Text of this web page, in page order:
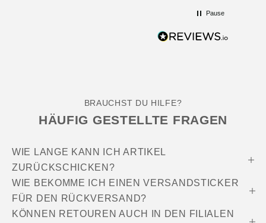
Pause
BRAUCHST DU HILFE?
HÄUFIG GESTELLTE FRAGEN
WIE LANGE KANN ICH ARTIKEL
ZURÜCKSCHICKEN?
WIE BEKOMME ICH EINEN VERSANDSTICKER
FÜR DEN RÜCKVERSAND?
KÖNNEN RETOUREN AUCH IN DEN FILIALEN